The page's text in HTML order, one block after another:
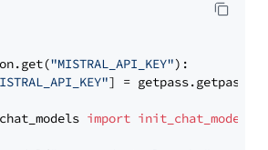
"MISTRAL_API_KEY"):
] = getpass.getpass(
import init_chat_model